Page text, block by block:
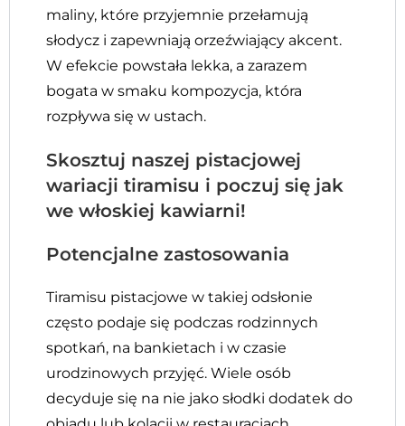
maliny, które przyjemnie przełamują
słodycz i zapewniają orzeźwiający akcent.
W efekcie powstała lekka, a zarazem
bogata w smaku kompozycja, która
rozpływa się w ustach.
Skosztuj naszej pistacjowej
wariacji tiramisu i poczuj się jak
we włoskiej kawiarni!
Potencjalne zastosowania
Tiramisu pistacjowe w takiej odsłonie
często podaje się podczas rodzinnych
spotkań, na bankietach i w czasie
urodzinowych przyjęć. Wiele osób
decyduje się na nie jako słodki dodatek do